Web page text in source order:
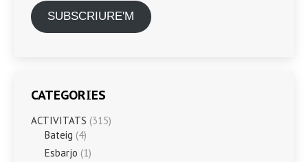
SUBSCRIURE'M
CATEGORIES
ACTIVITATS (315)
Bateig (4)
Esbarjo (1)